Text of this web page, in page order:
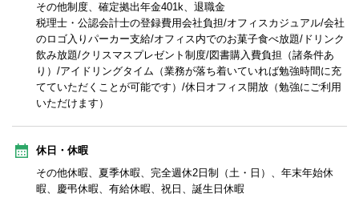
その他制度、確定拠出年金401k、退職金
税理士・公認会計士の登録費用会社負担/オフィスカジュアル/会社
のロゴ入りパーカー支給/オフィス内でのお菓子食べ放題/ドリンク
飲み放題/クリスマスプレゼント制度/図書購入費負担（諸条件あ
り）/アイドリングタイム（業務が落ち着いていれば勉強時間に充
てていただくことが可能です）/休日オフィス開放（勉強にご利用
いただけます）
休日・休暇
その他休暇、夏季休暇、完全週休2日制（土・日）、年末年始休
暇、慶弔休暇、有給休暇、祝日、誕生日休暇